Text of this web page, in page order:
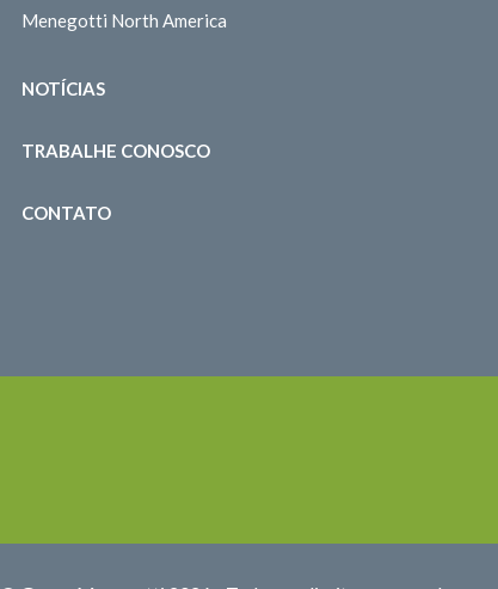
Menegotti North America
NOTÍCIAS
TRABALHE CONOSCO
CONTATO